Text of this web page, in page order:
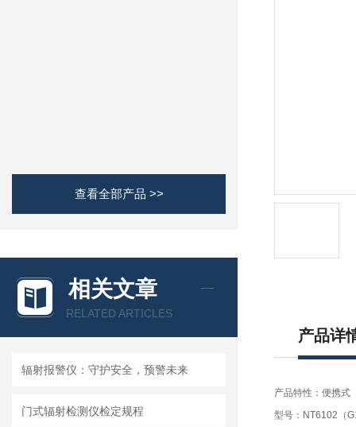
查看全部产品 >>
相关文章
RELATED ARTICLES
辐射报警仪：守护安全，预警未来
门式辐射检测仪检定规程
产品详
产品特性：便携式
型号：NT6102（